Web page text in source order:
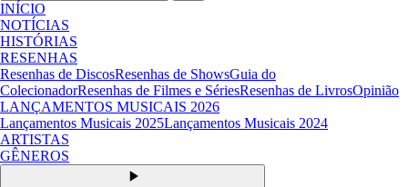
INÍCIO
NOTÍCIAS
HISTÓRIAS
RESENHAS
Resenhas de DiscosResenhas de ShowsGuia do
ColecionadorResenhas de Filmes e SériesResenhas de LivrosOpinião
LANÇAMENTOS MUSICAIS 2026
Lançamentos Musicais 2025Lançamentos Musicais 2024
ARTISTAS
GÊNEROS